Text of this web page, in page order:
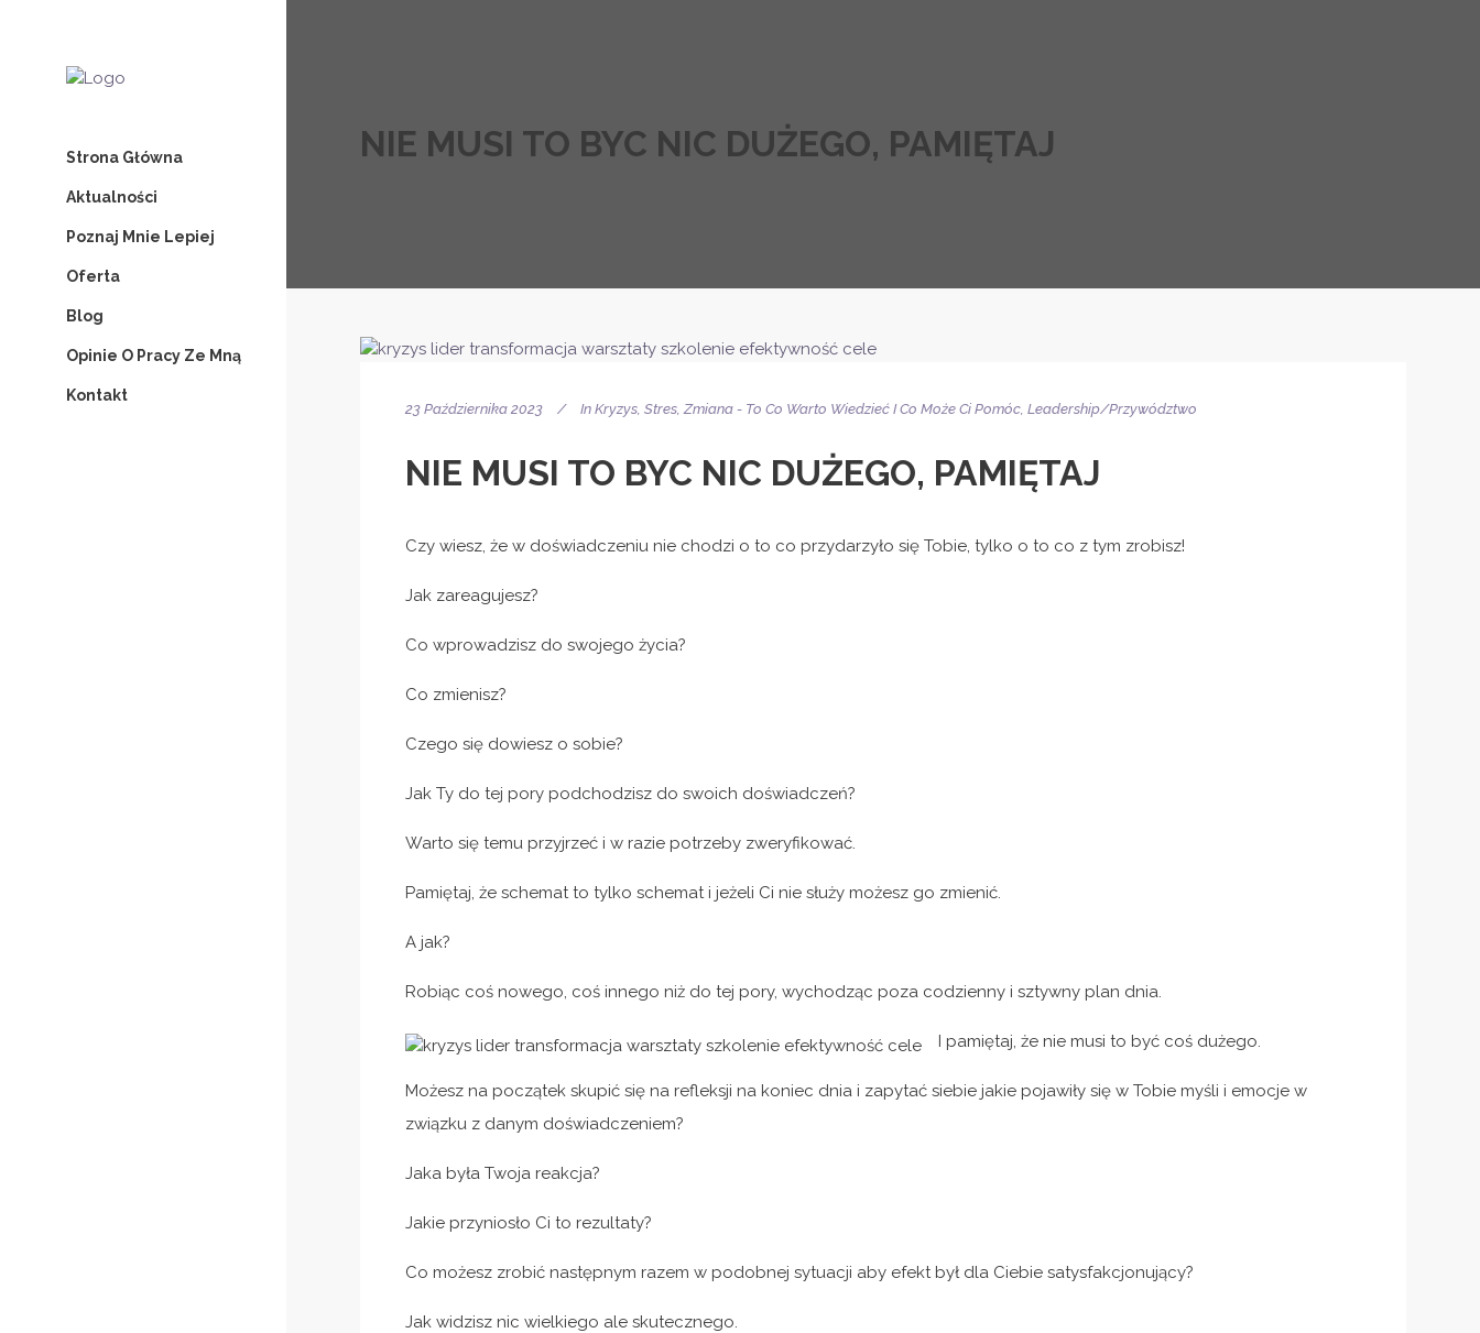
Strona Główna
Aktualności
Poznaj Mnie Lepiej
Oferta
Blog
Opinie O Pracy Ze Mną
Kontakt
NIE MUSI TO BYC NIC DUŻEGO, PAMIĘTAJ
23 Października 2023 In Kryzys, Stres, Zmiana - To Co Warto Wiedzieć I Co Może Ci Pomóc, Leadership/Przywództwo
NIE MUSI TO BYC NIC DUŻEGO, PAMIĘTAJ
Czy wiesz, że w doświadczeniu nie chodzi o to co przydarzyło się Tobie, tylko o to co z tym zrobisz!
Jak zareagujesz?
Co wprowadzisz do swojego życia?
Co zmienisz?
Czego się dowiesz o sobie?
Jak Ty do tej pory podchodzisz do swoich doświadczeń?
Warto się temu przyjrzeć i w razie potrzeby zweryfikować.
Pamiętaj, że schemat to tylko schemat i jeżeli Ci nie służy możesz go zmienić.
A jak?
Robiąc coś nowego, coś innego niż do tej pory, wychodząc poza codzienny i sztywny plan dnia.
I pamiętaj, że nie musi to być coś dużego.
Możesz na początek skupić się na refleksji na koniec dnia i zapytać siebie jakie pojawiły się w Tobie myśli i emocje w
związku z danym doświadczeniem?
Jaka była Twoja reakcja?
Jakie przyniosło Ci to rezultaty?
Co możesz zrobić następnym razem w podobnej sytuacji aby efekt był dla Ciebie satysfakcjonujący?
Jak widzisz nic wielkiego ale skutecznego.